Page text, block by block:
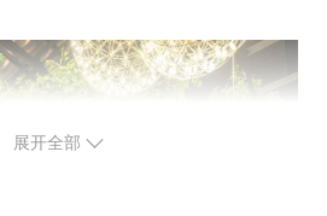
展开全部